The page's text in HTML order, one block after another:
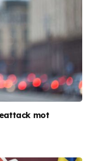
mot